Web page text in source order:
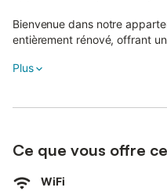
Bienvenue dans notre
entièrement rénové, offrant
Le Logement :
- Surface : 45 m² en duplex
- Chambres : Une chambre
Plus
Ce que vous offre
WiFi